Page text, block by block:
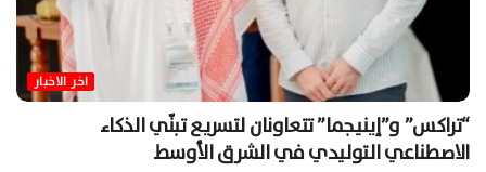
اخر الاخبار
“تراكس” و”إينيجما” تتعاونان لتسريع تبنّي الذكاء
الاصطناعي التوليدي في الشرق الأوسط